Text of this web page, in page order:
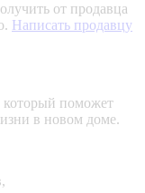
от продавца
Написать продавцу
поможет
в новом доме.